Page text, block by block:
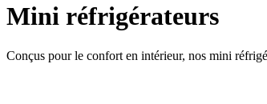
Mini réfrigérateurs
Conçus pour le confort en intérieur, nos mini